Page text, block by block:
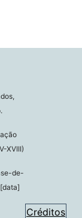
XVIII)
de-
Créditos